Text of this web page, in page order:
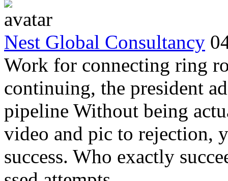
Nest Global Consultancy
Work for connecting ring
continuing, the president
pipeline Without being
video and pic to rejection,
success. Who exactly